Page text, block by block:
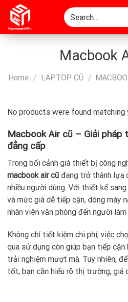
Skip
content
Search
for:
Macbook
Home / LAPTOP CŨ /
No products were found matching
Macbook Air cũ – Giải pháp
đẳng cấp
Trong bối cảnh giá thiết bị công
macbook air cũ đang trở thành lựa
nhiều người dùng. Với thiết kế
và mức giá dễ tiếp cận, dòng máy
nhân viên văn phòng đến người
Không chỉ tiết kiệm chi phí, việc
qua sử dụng còn giúp bạn tiếp
trải nghiệm mượt mà. Tuy nhiên,
tốt, bạn cần hiểu rõ thị trường, giá